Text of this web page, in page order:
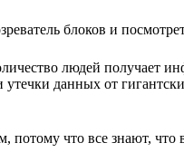
блоков и
людей получает
данных от
потому что все знают,